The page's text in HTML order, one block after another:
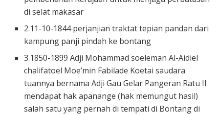
di selat makasar
2.11-10-1844 perjanjian traktat tepian pandan dari
kampung panji pindah ke bontang
3.1850-1899 Adji Mohammad soeleman Al-Aidiel
chalifatoel Moe’min Fabilade Koetai saudara
tuannya bernama Adji Gau Gelar Pangeran Ratu II
mendapat hak apanange (hak memungut hasil)
salah satu yang pernah di tempati di Bontang di